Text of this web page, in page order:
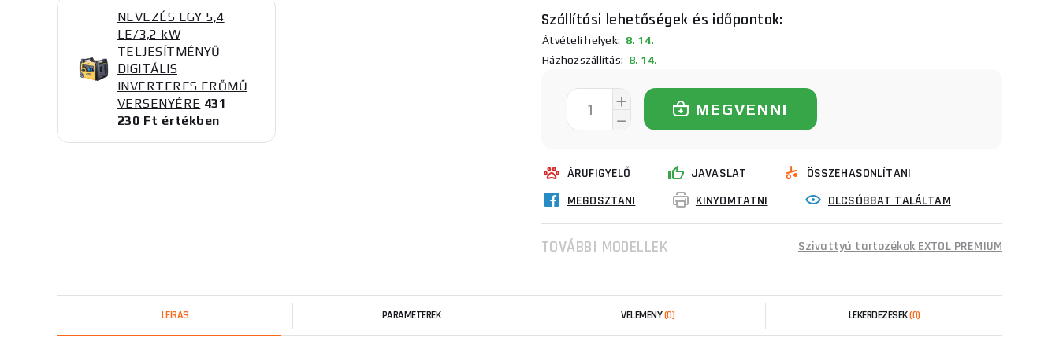
NEVEZÉS EGY 5,4
LE/3,2 kW
TELJESÍTMÉNYŰ
DIGITÁLIS
INVERTERES ERŐMŰ
VERSENYÉRE 431
230 Ft értékben
Szállítási lehetőségek és időpontok:
Átvételi helyek: 8. 14.
Házhozszállítás: 8. 14.
MEGVENNI
ÁRUFIGYELŐ JAVASLAT
ÖSSZEHASONLÍTANI
MEGOSZTANI
KINYOMTATNI OLCSÓBBAT TALÁLTAM
TOVÁBBI MODELLEK Szivattyú tartozékok EXTOL PREMIUM
LEÍRÁS PARAMÉTEREK VÉLEMÉNY(0) LEKÉRDEZÉSEK(0)